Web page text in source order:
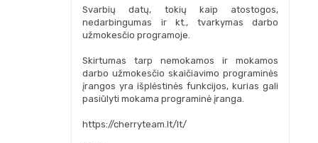
Svarbių datų, tokių kaip atostogos,
nedarbingumas ir kt., tvarkymas darbo
užmokesčio programoje.
Skirtumas tarp nemokamos ir mokamos
darbo užmokesčio skaičiavimo programinės
įrangos yra išplėstinės funkcijos, kurias gali
pasiūlyti mokama programinė įranga.
https://cherryteam.lt/lt/